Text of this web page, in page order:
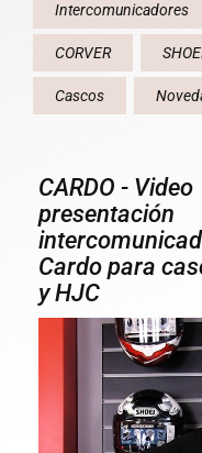
Intercomunicadores
CORVER
Cascos
CARDO - Video
presentación
Cardo para
y HJC